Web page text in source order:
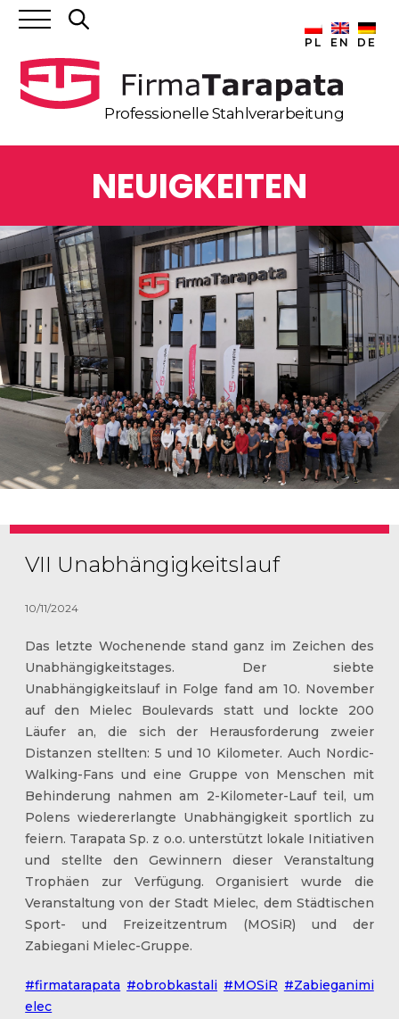
for:
PL EN DE
Professionelle Stahlverarbeitung
NEUIGKEITEN
VII Unabhängigkeitslauf
10/11/2024
Das letzte Wochenende stand ganz im Zeichen des
Unabhängigkeitstages. Der siebte
Unabhängigkeitslauf in Folge fand am 10. November
auf den Mielec Boulevards statt und lockte 200
Läufer an, die sich der Herausforderung zweier
Distanzen stellten: 5 und 10 Kilometer. Auch Nordic-
Walking-Fans und eine Gruppe von Menschen mit
Behinderung nahmen am 2-Kilometer-Lauf teil, um
Polens wiedererlangte Unabhängigkeit sportlich zu
feiern. Tarapata Sp. z o.o. unterstützt lokale Initiativen
und stellte den Gewinnern dieser Veranstaltung
Trophäen zur Verfügung. Organisiert wurde die
Veranstaltung von der Stadt Mielec, dem Städtischen
Sport- und Freizeitzentrum (MOSiR) und der
Zabiegani Mielec-Gruppe.
#firmatarapata #obrobkastali #MOSiR #Zabieganimi
elec